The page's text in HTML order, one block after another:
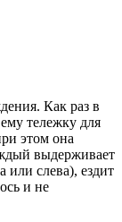
Как раз в
тележку для
этом она
выдерживает
или слева), ездит
и не